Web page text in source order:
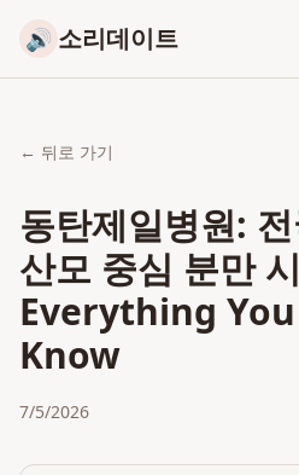
🔊 소리데이트
← 뒤로 가기
동탄제일병원:
산모 중심 분만
Everything
Know
7/5/2026